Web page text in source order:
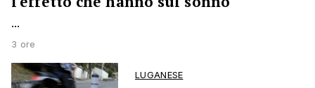
...
3 ore
LUGANESE